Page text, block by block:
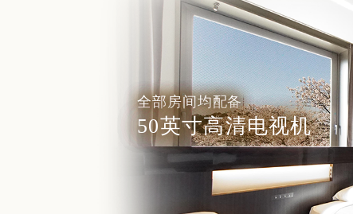
全部房间均配备
50英寸高清电视机